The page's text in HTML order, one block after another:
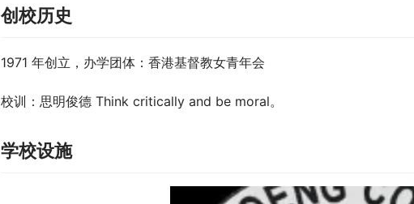
创校历史
1971 年创立，办学团体：香港基督教女青年会
校训：思明俊德 Think critically and be moral。
学校设施